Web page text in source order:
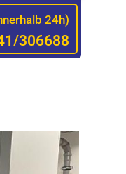
24h)
306688